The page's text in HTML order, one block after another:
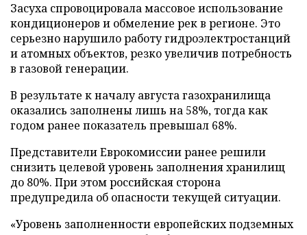
Засуха спровоцировала массовое использование
кондиционеров и обмеление рек в регионе. Это
серьезно нарушило работу гидроэлектростанций
и атомных объектов, резко увеличив потребность
в газовой генерации.
В результате к началу августа газохранилища
оказались заполнены лишь на 58%, тогда как
годом ранее показатель превышал 68%.
Представители Еврокомиссии ранее решили
снизить целевой уровень заполнения хранилищ
до 80%. При этом российская сторона
предупредила об опасности текущей ситуации.
«Уровень заполненности европейских подземных